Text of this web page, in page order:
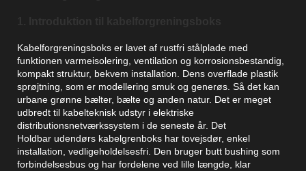
Kabelforgreningsboks er lavet af rustfri stålplade med
funktionen varmeisolering, ventilation og korrosionsbestandig,
kompakt struktur, bekvem installation. Dens overflade plastik
sprøjtning, som er modellering smuk og generøs. Så det kan
urbane grønne bælter, bælte og anden natur. Det er meget
udbredt til kabelteknisk udstyr i elektriske
distributionsnetværkssystem i de seneste år. Det
Holdbar udendørs kabelgrenboks har tovejsdør, enkel
installation, vedligeholdelsesfri. Den bruger butt bushing som
forbindelsesbus og har fordelene ved lille længde, klar